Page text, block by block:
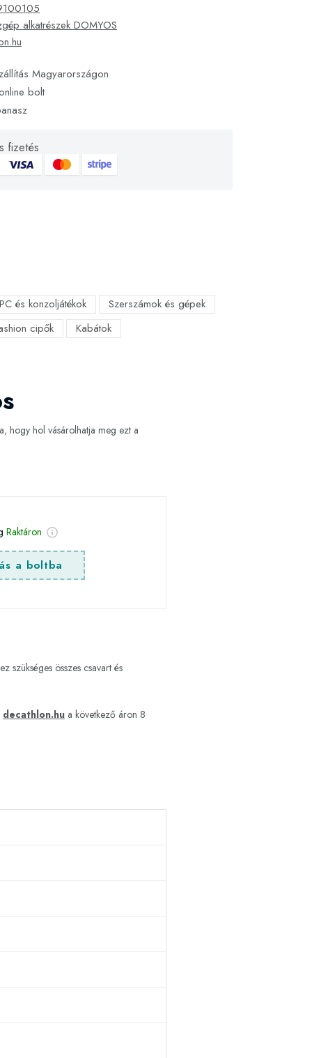
alkatrészek DOMYOS
Magyarországon
bolt
fizetés
PC és konzoljátékok
Szerszámok és gépek
cipők Kabátok
hogy hol vásárolhatja meg ezt a
Raktáron
a boltba
szükséges összes csavart és
decathlon.hu a következő áron 8